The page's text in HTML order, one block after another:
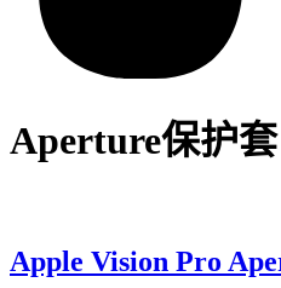
Aperture保护套
Apple Vision Pro